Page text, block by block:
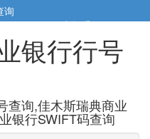
询
5cm小帮手5cm.cn
银行行号
查询,佳木斯瑞典商业
银行SWIFT码查询